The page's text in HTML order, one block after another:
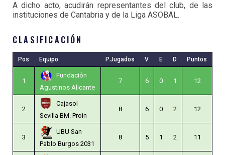
A dicho acto, acudirán representantes del club, de las
instituciones de Cantabria y de la Liga ASOBAL.
CLASIFICACIÓN
Pos Equipo P.Jugados V E D Puntos
1
Fundación
Agustinos Alicante
7 6 0 1 12
2
Cajasol
Sevilla BM. Proin
8 6 0 2 12
3
UBU San
Pablo Burgos 2031
8 5 1 2 11